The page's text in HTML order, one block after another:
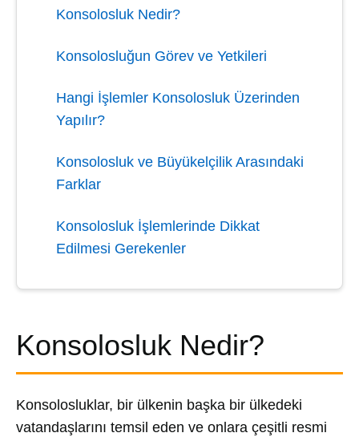
Konsolosluk Nedir?
Konsolosluğun Görev ve Yetkileri
Hangi İşlemler Konsolosluk Üzerinden
Yapılır?
Konsolosluk ve Büyükelçilik Arasındaki
Farklar
Konsolosluk İşlemlerinde Dikkat
Edilmesi Gerekenler
Konsolosluk Nedir?
Konsolosluklar, bir ülkenin başka bir ülkedeki
vatandaşlarını temsil eden ve onlara çeşitli resmi